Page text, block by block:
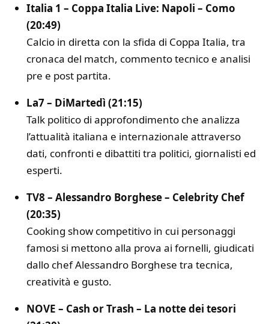
Italia 1 – Coppa Italia Live: Napoli – Como
(20:49)
Calcio in diretta con la sfida di Coppa Italia, tra
cronaca del match, commento tecnico e analisi
pre e post partita.
La7 – DiMartedì (21:15)
Talk politico di approfondimento che analizza
l’attualità italiana e internazionale attraverso
dati, confronti e dibattiti tra politici, giornalisti ed
esperti.
TV8 – Alessandro Borghese – Celebrity Chef
(20:35)
Cooking show competitivo in cui personaggi
famosi si mettono alla prova ai fornelli, giudicati
dallo chefAlessandro Borghese tra tecnica,
creatività e gusto.
NOVE – Cash or Trash – La notte dei tesori